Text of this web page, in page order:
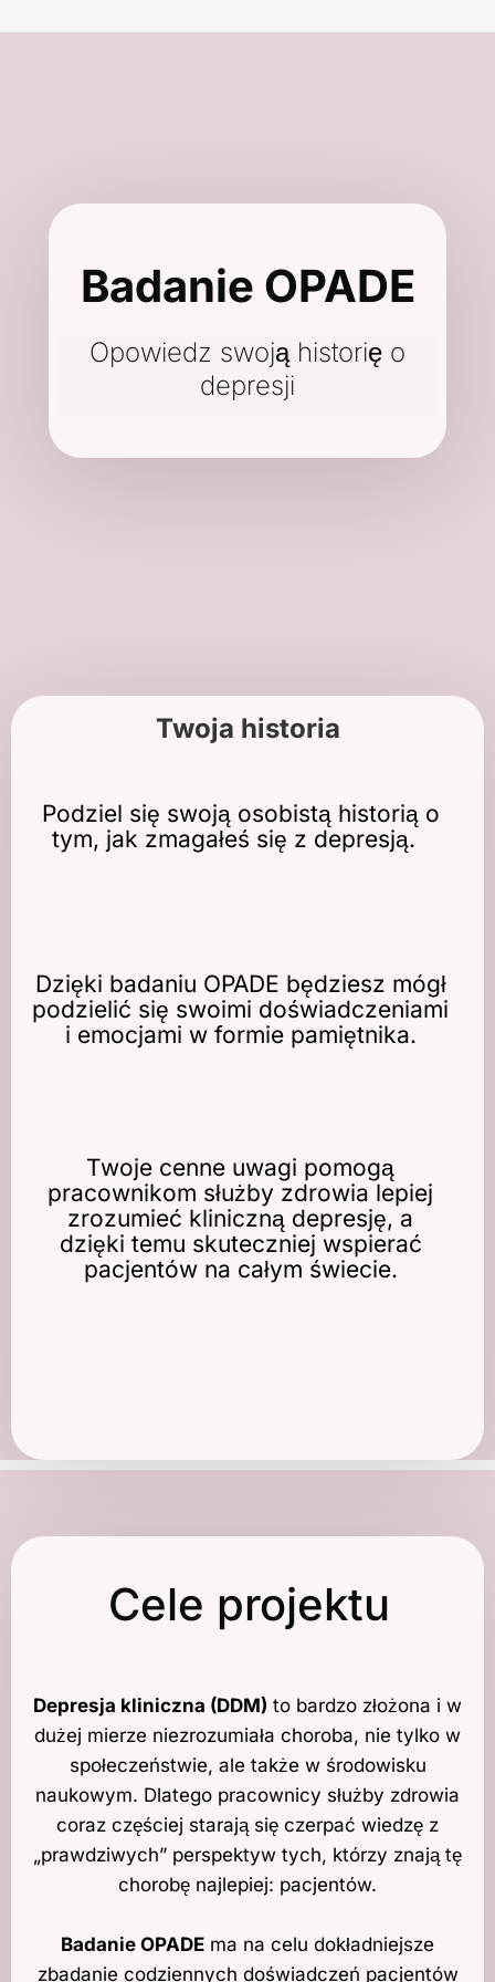
Badanie OPADE
Opowiedz swoją historię o
depresji
Twoja historia
Podziel się swoją osobistą historią o
tym, jak zmagałeś się z depresją.
Dzięki badaniu OPADE będziesz mógł
podzielić się swoimi doświadczeniami
i emocjami w formie pamiętnika.
Twoje cenne uwagi pomogą
pracownikom służby zdrowia lepiej
zrozumieć kliniczną depresję, a
dzięki temu skuteczniej wspierać
pacjentów na całym świecie.
Cele projektu
Depresja kliniczna (DDM) to bardzo złożona i w
dużej mierze niezrozumiała choroba, nie tylko w
społeczeństwie, ale także w środowisku
naukowym. Dlatego pracownicy służby zdrowia
coraz częściej starają się czerpać wiedzę z
„prawdziwych” perspektyw tych, którzy znają tę
chorobę najlepiej: pacjentów.
Badanie OPADE ma na celu dokładniejsze
zbadanie codziennych doświadczeń pacjentów